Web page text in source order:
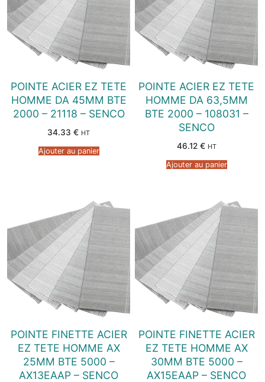
POINTE ACIER EZ TETE
HOMME DA 45MM BTE
2000 – 21118 – SENCO
34.33 € HT
Ajouter au panier
POINTE ACIER EZ TETE
HOMME DA 63,5MM
BTE 2000 – 108031 –
SENCO
46.12 € HT
Ajouter au panier
POINTE FINETTE ACIER
EZ TETE HOMME AX
25MM BTE 5000 –
AX13EAAP – SENCO
POINTE FINETTE ACIER
EZ TETE HOMME AX
30MM BTE 5000 –
AX15EAAP – SENCO